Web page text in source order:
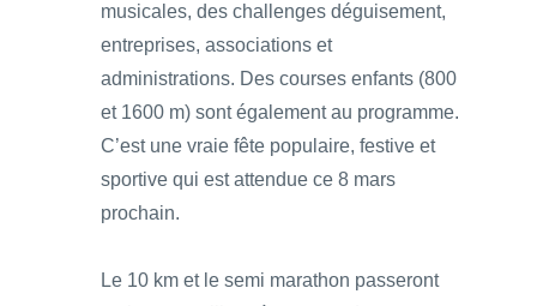
musicales, des challenges déguisement,
entreprises, associations et
administrations. Des courses enfants (800
et 1600 m) sont également au programme.
C’est une vraie fête populaire, festive et
sportive qui est attendue ce 8 mars
prochain.
Le 10 km et le semi marathon passeront